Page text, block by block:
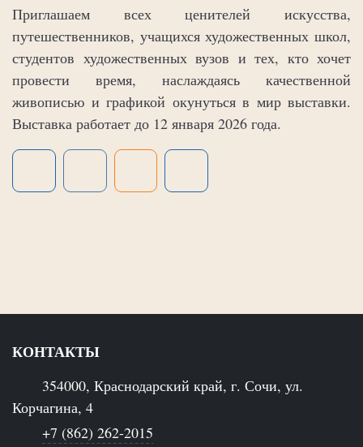
Приглашаем всех ценителей искусства,
путешественников, учащихся художественных школ,
студентов художественных вузов и тех, кто хочет
провести время, наслаждаясь качественной
живописью и графикой окунуться в мир выставки.
Выставка работает до 12 января 2026 года.
КОНТАКТЫ
354000, Краснодарский край, г. Сочи, ул.
Корчагина, 4
+7 (862) 262-2015